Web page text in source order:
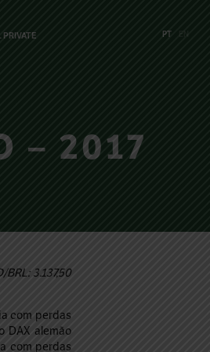
PRIVATE PT EN
– 2017
BRL: 3.137,50
com perdas
DAX alemão
com perdas